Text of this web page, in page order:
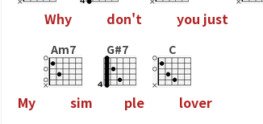
Why don't you just
My
Am7
sim
G#7
ple
C
lover